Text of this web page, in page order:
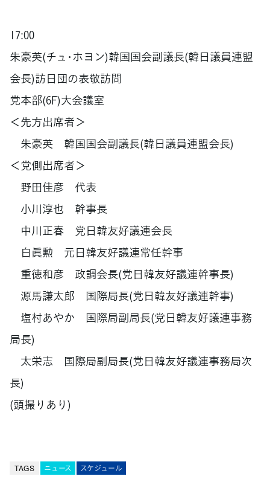
17:00
朱豪英(チュ･ホヨン)韓国国会副議長(韓日議員連盟
会長)訪日団の表敬訪問
党本部(6F)大会議室
＜先方出席者＞
朱豪英 韓国国会副議長(韓日議員連盟会長)
＜党側出席者＞
野田佳彦 代表
小川淳也 幹事長
中川正春 党日韓友好議連会長
白眞勲 元日韓友好議連常任幹事
重徳和彦 政調会長(党日韓友好議連幹事長)
源馬謙太郎 国際局長(党日韓友好議連幹事)
塩村あやか 国際局副局長(党日韓友好議連事務
局長)
太栄志 国際局副局長(党日韓友好議連事務局次
長)
(頭撮りあり)
TAGS ニュース スケジュール